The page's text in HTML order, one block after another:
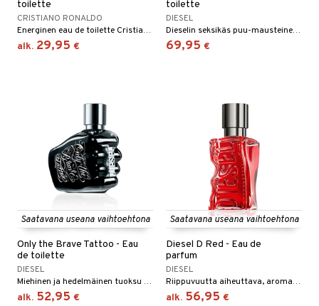
toilette
CRISTIANO RONALDO
Energinen eau de toilette Cristiano Ronaldolta
alk. 29,95 €
toilette
DIESEL
Dieselin seksikäs puu-mausteinen hajuvesi
69,95 €
Saatavana useana vaihtoehtona
Only the Brave Tattoo - Eau
de toilette
DIESEL
Miehinen ja hedelmäinen tuoksu Only The Brave Collection -kokoelma Dieseliltä.
alk. 52,95 €
Saatavana useana vaihtoehtona
Diesel D Red - Eau de
parfum
DIESEL
Riippuvuutta aiheuttava, aromaattinen eau de parfum Dieseliltä
alk. 56,95 €